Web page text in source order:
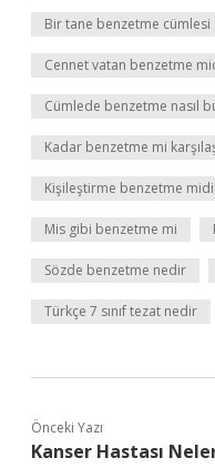
Bir tane benzetme cümlesi
Cennet vatan benzetme
Cümlede benzetme nasıl
Kadar benzetme mi
Kişileştirme benzetme
Mis gibi benzetme mi
Sözde benzetme nedir
Türkçe 7 sınıf tezat nedir
Önceki Yazı
Kanser Hastası